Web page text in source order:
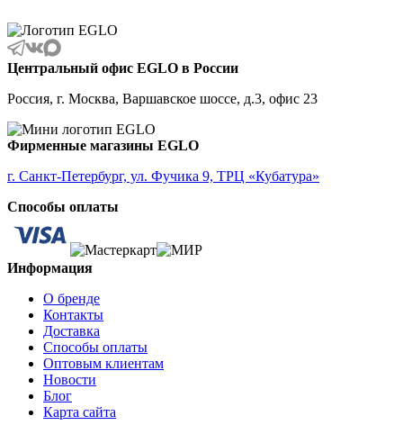
ALBAVILLA
ALCUDIA
ALDERNEY
ALMANZORA
ALMEIDA
ALMEIDA 2
ALMONTE
ALMUDAINA
ALORIA
ALTAMIRA
ALVEZ
AMADORA
AMAKUSA
AMBALABE
AMBILOBE
AMBONDRONA
AMBORIALA
AMEZAGA
AMOATSY
AMPITABE
AMSFIELD 1
ANDASIBE
Центральный офис EGLO в России
Россия, г. Москва, Варшавское шоссе, д.3, офис 23
Фирменные магазины EGLO
г. Санкт-Петербург, ул. Фучика 9, ТРЦ «Кубатура»
Способы оплаты
Информация
О бренде
Контакты
Доставка
Способы оплаты
Оптовым клиентам
Новости
Блог
Карта сайта